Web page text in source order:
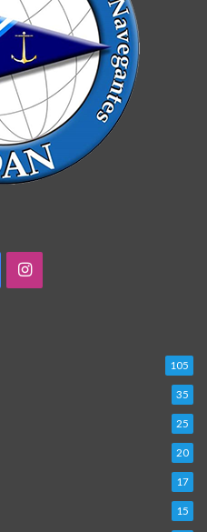
FacebookInstagram
105
35
25
20
17
15